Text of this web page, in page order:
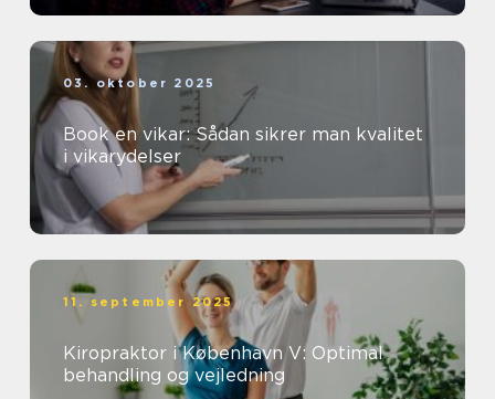
03. oktober 2025
Book en vikar: Sådan sikrer man kvalitet
i vikarydelser
11. september 2025
Kiropraktor i København V: Optimal
behandling og vejledning